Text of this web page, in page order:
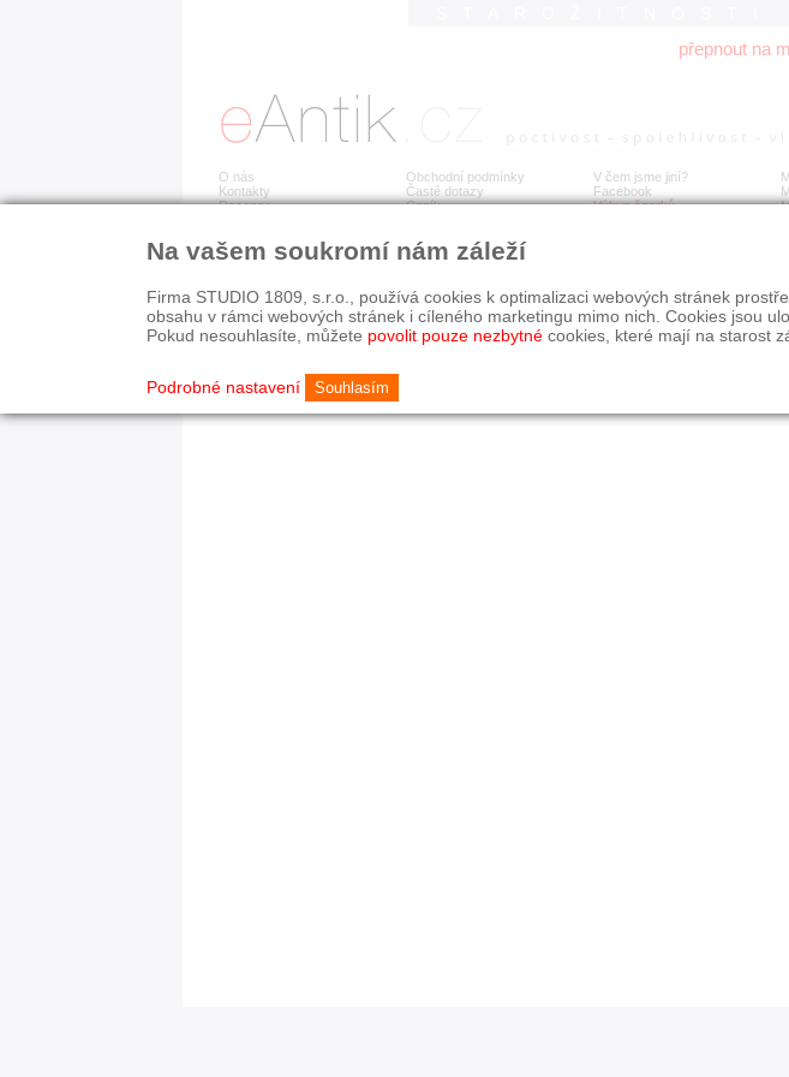
přepnout na
O nás
Kontakty
Recenze
Obchodní podmínky
Časté dotazy
Ceník
V čem jsme jiní?
Facebook
Výkup šperků
Detail položky již není dostupný.
© 2003-2026 STUDIO 1809, s.r.o.
Na vašem soukromí nám záleží
Firma STUDIO 1809, s.r.o., používá cookies k optimalizaci webových stránek
obsahu v rámci webových stránek i cíleného marketingu mimo nich. Cookies jsou
Pokud nesouhlasíte, můžete povolit pouze nezbytné cookies, které mají na starost
Podrobné nastavení Souhlasím